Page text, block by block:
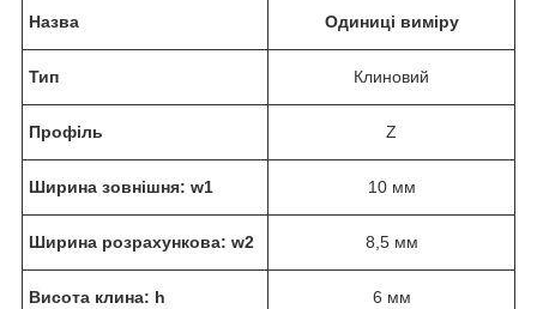
Назва Одиниці виміру
Тип Клиновий
Профіль Z
Ширина зовнішня: w1 10 мм
Ширина розрахункова: w2 8,5 мм
Висота клина: h 6 мм